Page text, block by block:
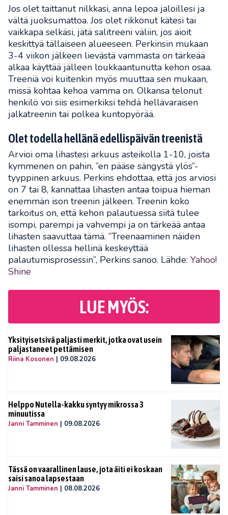
Jos olet taittanut nilkkasi, anna lepoa jaloillesi ja
vältä juoksumattoa. Jos olet rikkonut kätesi tai
vaikkapa selkäsi, jätä salitreeni väliin, jos aioit
keskittyä tällaiseen alueeseen. Perkinsin mukaan
3-4 viikon jälkeen lievästä vammasta on tärkeää
alkaa käyttää jälleen loukkaantunutta kehon osaa.
Treeniä voi kuitenkin myös muuttaa sen mukaan,
missä kohtaa kehoa vamma on. Olkansa telonut
henkilö voi siis esimerkiksi tehdä hellävaraisen
jalkatreenin tai polkea kuntopyörää.
Olet todella hellänä edellispäivän treenistä
Arvioi oma lihastesi arkuus asteikolla 1-10, joista
kymmenen on pahin, ”en pääse sängystä ylös”-
tyyppinen arkuus. Perkins ehdottaa, että jos arviosi
on 7 tai 8, kannattaa lihasten antaa toipua hieman
enemmän ison treenin jälkeen. Treenin koko
tarkoitus on, että kehon palautuessa siitä tulee
isompi, parempi ja vahvempi ja on tärkeää antaa
lihasten saavuttaa tämä. ”Treenaaminen näiden
lihasten ollessa hellinä keskeyttää
palautumisprosessin”, Perkins sanoo. Lähde: Yahoo!
Shine
LUE MYÖS:
Yksityisetsivä paljasti merkit, jotka ovat usein
paljastaneet pettämisen
Riina Kosonen | 09.08.2026
Helppo Nutella-kakku syntyy mikrossa 3
minuutissa
Janni Tamminen | 09.08.2026
Tässä on vaarallinen lause, jota äiti ei koskaan
saisi sanoa lapsestaan
Janni Tamminen | 08.08.2026